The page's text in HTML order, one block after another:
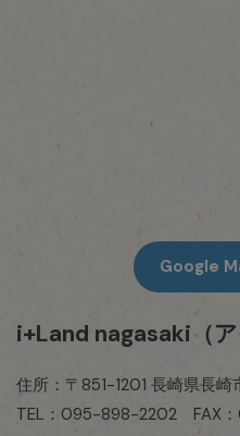
Google
i+Land nagasaki（
住所：〒851-1201 長崎県長
TEL：095-898-2202 FAX